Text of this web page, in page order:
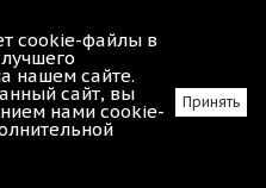
cookie-файлы в
нашем сайте.
сайт, вы
нами cookie- Принять